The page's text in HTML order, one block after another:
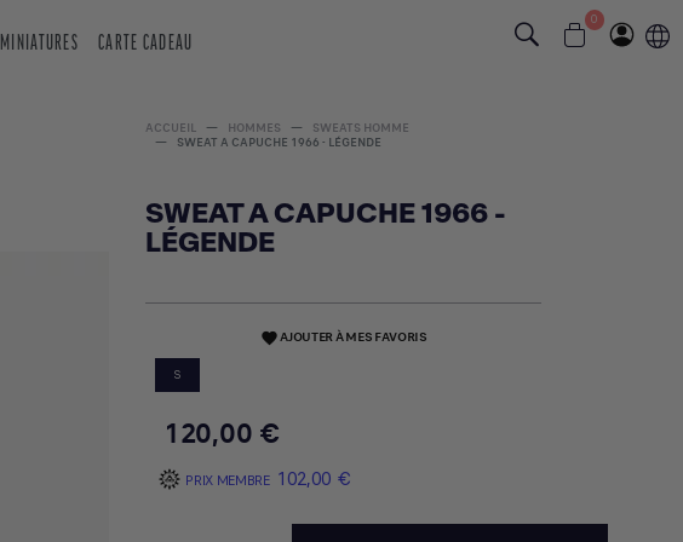
MINIATURES CARTE CADEAU
0
ACCUEIL HOMMES
SWEATS HOMME
SWEAT A CAPUCHE 1966 - LÉGENDE
SWEAT A CAPUCHE 1966 -
LÉGENDE
favoriteAJOUTER À MES FAVORIS
S
120,00 €
PRIX MEMBRE 102,00 €